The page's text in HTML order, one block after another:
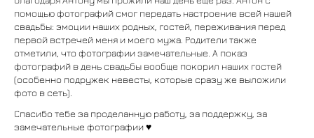
помощью фотографий смог передать настроение всей нашей
свадьбы: эмоции наших родных, гостей, переживания перед
первой встречей меня и моего мужа. Родители также
отметили, что фотографии замечательные. А показ
фотографий в день свадьбы вообще покорил наших гостей
(особенно подружек невесты, которые сразу же выложили
фото в сеть).
Спасибо тебе за проделанную работу, за поддержку, за
замечательные фотографии ♥️